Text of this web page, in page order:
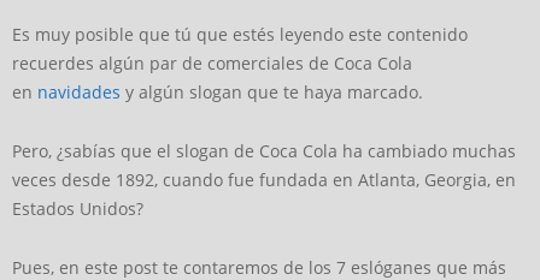
Es muy posible que tú que estés leyendo este contenido
recuerdes algún par de comerciales de Coca Cola
en navidades y algún slogan que te haya marcado.
Pero, ¿sabías que el slogan de Coca Cola ha cambiado muchas
veces desde 1892, cuando fue fundada en Atlanta, Georgia, en
Estados Unidos?
Pues, en este post te contaremos de los 7 eslóganes que más